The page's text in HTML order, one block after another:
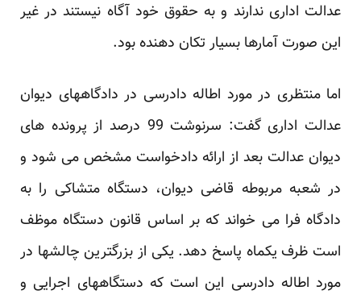
عدالت اداری ندارند و به حقوق خود آگاه نیستند در غیر
این صورت آمارها بسیار تکان دهنده بود.
اما منتظری در مورد اطاله دادرسی در دادگاههای دیوان
عدالت اداری گفت: سرنوشت 99 درصد از پرونده های
دیوان عدالت بعد از ارائه دادخواست مشخص می شود و
در شعبه مربوطه قاضی دیوان، دستگاه متشاکی را به
دادگاه فرا می خواند که بر اساس قانون دستگاه موظف
است ظرف یکماه پاسخ دهد. یکی از بزرگترین چالشها در
مورد اطاله دادرسی این است که دستگاههای اجرایی و